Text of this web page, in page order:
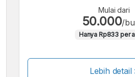
Mulai dari
50.000/
Hanya Rp833 per
Lebih detail